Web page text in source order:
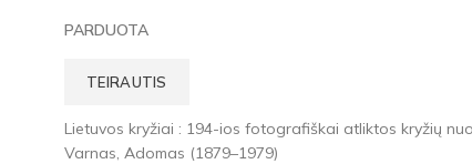
PARDUOTA
TEIRAUTIS
Lietuvos kryžiai : 194-ios fotografiškai atliktos kryžių
Varnas, Adomas (1879–1979)